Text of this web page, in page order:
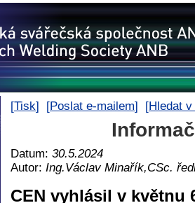
[Tisk] [Poslat e-mailem] [Hledat
Datum: 30.5.2024
Autor: Ing.Václav Minařík,CSc.
CEN vyhlásil v květnu